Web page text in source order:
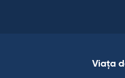
Viața